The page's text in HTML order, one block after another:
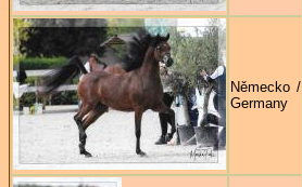
Německo /
Germany